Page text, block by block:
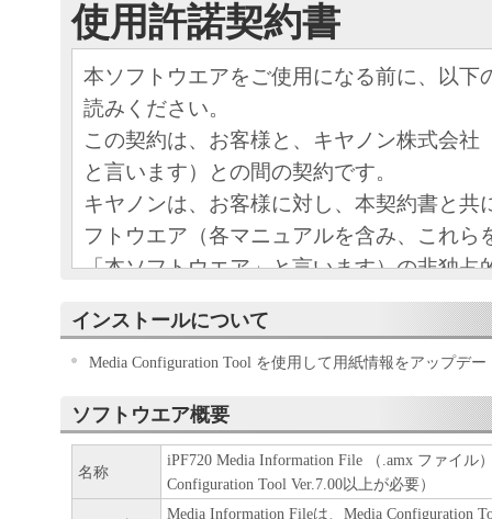
使用許諾契約書
本ソフトウエアをご使用になる前に、以下
読みください。
この契約は、お客様と、キヤノン株式会社
と言います）との間の契約です。
キヤノンは、お客様に対し、本契約書と共
フトウエア（各マニュアルを含み、これら
「本ソフトウエア」と言います）の非独占
条項に基づき許諾し、お客様も下記条項に
ものとします。
お客様は、「本ソフトウエア」のインスト
この契約に同意したことになります。
お客様がこの契約に同意できない場合には
ストールされず、直ちに「本ソフトウエア
インストールについて
Media Configuration Tool を使用して用紙情報をアップデ
ソフトウエア概要
名称
iPF720 Media Information File （.amx ファイル
Configuration Tool Ver.7.00以上が必要）
Media Information Fileは、Media Configuration